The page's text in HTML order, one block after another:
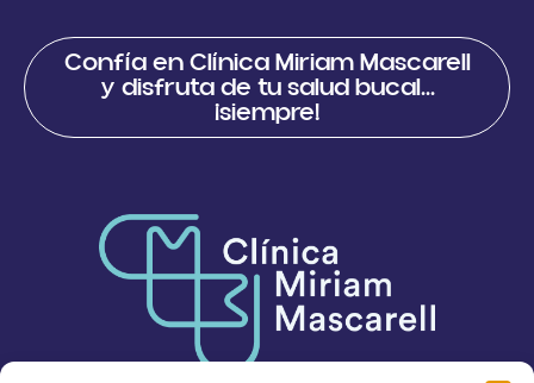
Confía en Clínica Miriam Mascarell
y disfruta de tu salud bucal...
¡siempre!